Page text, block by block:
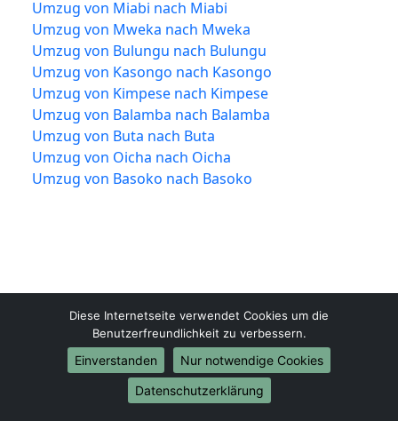
Umzug von Miabi nach Miabi
Umzug von Mweka nach Mweka
Umzug von Bulungu nach Bulungu
Umzug von Kasongo nach Kasongo
Umzug von Kimpese nach Kimpese
Umzug von Balamba nach Balamba
Umzug von Buta nach Buta
Umzug von Oicha nach Oicha
Umzug von Basoko nach Basoko
Marl-Umzugsfirma.de
Diese Internetseite verwendet Cookies um die
Benutzerfreundlichkeit zu verbessern.
Einverstanden
Nur notwendige Cookies
Datenschutzerklärung